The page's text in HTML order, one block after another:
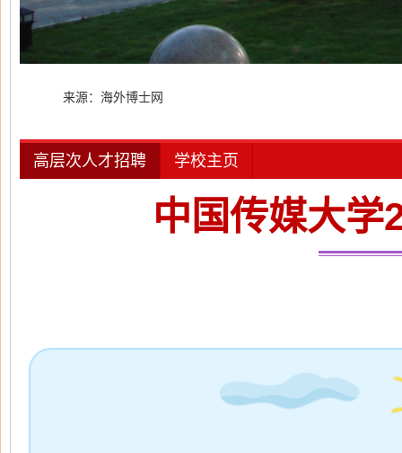
来源：海外博士网
高层次人才招聘 学校主页
中国传媒大学